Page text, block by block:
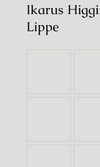
Ikarus
Lippe